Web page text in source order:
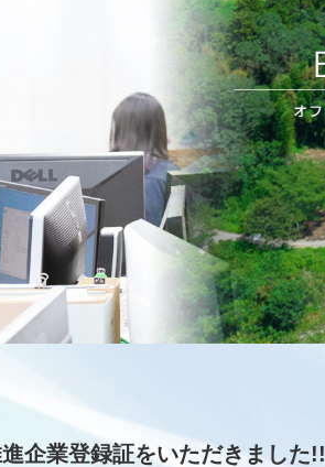
企業登録証をいただきました!!